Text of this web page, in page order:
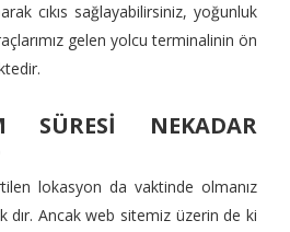
cıkıs sağlayabilirsiniz, yoğunluk
gelen yolcu terminalinin ön
SÜRESİ NEKADAR
lokasyon da vaktinde olmanız
dır. Ancak web sitemiz üzerin de ki